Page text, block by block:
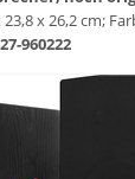
x 26,2 cm;
960222